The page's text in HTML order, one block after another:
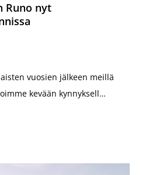
Runo nyt
vuosien jälkeen meillä
kevään kynnyksell…